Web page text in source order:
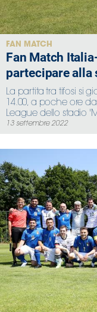
FAN MATCH
Fan Match
partecipare alla
La partita tra tifosi si
14.00, a poche ore
League dello stadio
13 settembre 2022